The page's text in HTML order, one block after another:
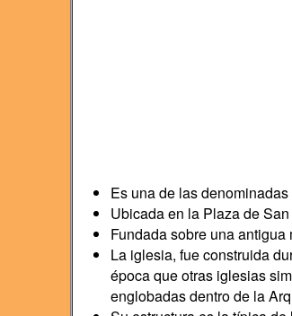
Es una de las
Ubicada en la Plaza de
Fundada sobre una
La iglesia, fue construida
época que otras iglesias
englobadas dentro de la